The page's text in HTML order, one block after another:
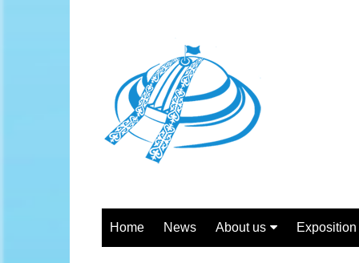
Home News About us